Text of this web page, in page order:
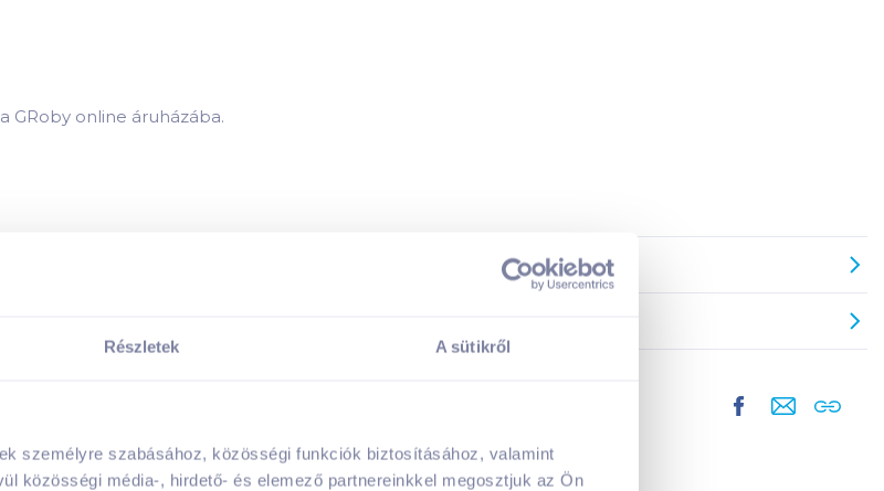
Részletek A sütikről
személyre szabásához, közösségi funkciók biztosításához, valamint
közösségi média-, hirdető- és elemező partnereinkkel megosztjuk az Ön
GRoby online áruházába.